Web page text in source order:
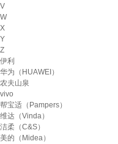
V
W
X
Y
Z
伊利
华为（HUAWEI）
农夫山泉
vivo
帮宝适（Pampers）
维达（Vinda）
洁柔（C&S）
美的（Midea）